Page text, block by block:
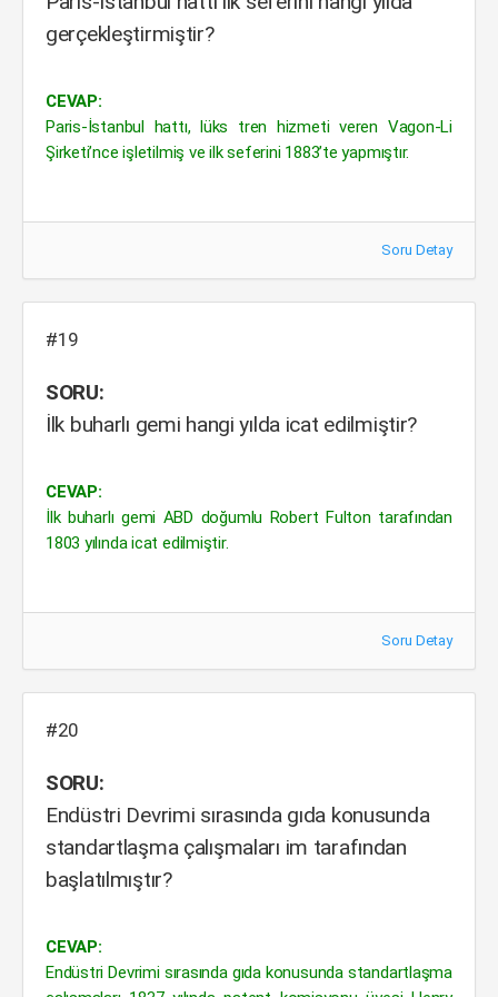
gerçekleştirmiştir?
CEVAP:
Paris-İstanbul hattı, lüks tren hizmeti veren Vagon-Li
Şirketi’nce işletilmiş ve ilk seferini 1883’te yapmıştır.
Soru Detay
#19
SORU:
İlk buharlı gemi hangi yılda icat edilmiştir?
CEVAP:
İlk buharlı gemi ABD doğumlu Robert Fulton tarafından
1803 yılında icat edilmiştir.
Soru Detay
#20
SORU:
Endüstri Devrimi sırasında gıda konusunda
standartlaşma çalışmaları im tarafından
başlatılmıştır?
CEVAP:
Endüstri Devrimi sırasında gıda konusunda standartlaşma